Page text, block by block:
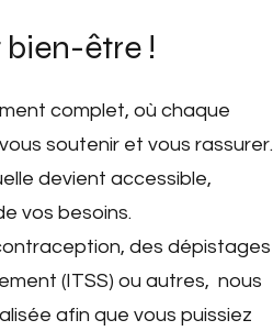
être !
complet, où chaque
soutenir et vous rassurer.
devient accessible,
vos besoins.
des dépistages
(ITSS) ou autres, nous
afin que vous puissiez